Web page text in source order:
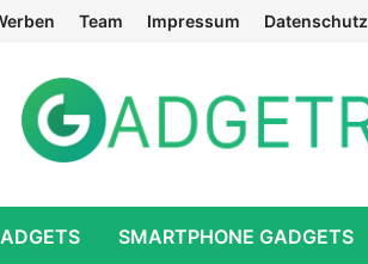
Team Impressum Datenschutz
SMARTPHONE GADGETS